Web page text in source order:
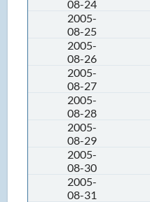
08-24
2005-
08-25
2005-
08-26
2005-
08-27
2005-
08-28
2005-
08-29
2005-
08-30
2005-
08-31